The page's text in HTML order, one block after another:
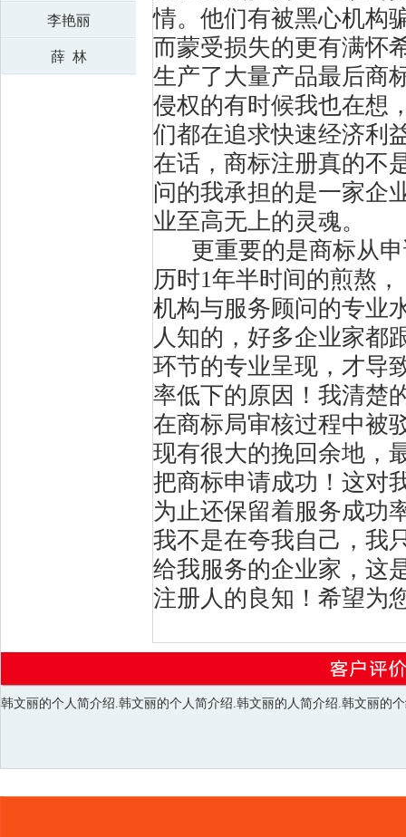
李艳丽
薛 林
情。他们有被黑心机构
而蒙受损失的更有满怀
生产了大量产品最后商
侵权的有时候我也在想
们都在追求快速经济利
在话，商标注册真的不
问的我承担的是一家企
业至高无上的灵魂。
更重要的是商标从申
历时1年半时间的煎熬
机构与服务顾问的专业
人知的，好多企业家都
环节的专业呈现，才导
率低下的原因！我清楚
在商标局审核过程中被
现有很大的挽回余地，
把商标申请成功！这对
为止还保留着服务成功
我不是在夸我自己，我
给我服务的企业家，这
注册人的良知！希望为
韩文丽的个人简介绍.韩文丽的个人简介绍.韩文丽的人简介绍.韩文丽的